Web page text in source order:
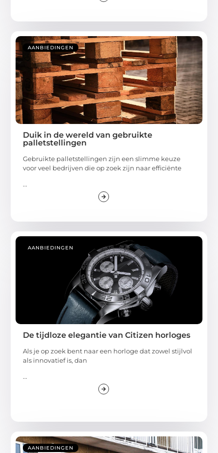
AANBIEDINGEN
Duik in de wereld van gebruikte
palletstellingen
Gebruikte palletstellingen zijn een slimme keuze
voor veel bedrijven die op zoek zijn naar efficiënte
...
AANBIEDINGEN
De tijdloze elegantie van Citizen horloges
Als je op zoek bent naar een horloge dat zowel stijlvol
als innovatief is, dan
...
AANBIEDINGEN